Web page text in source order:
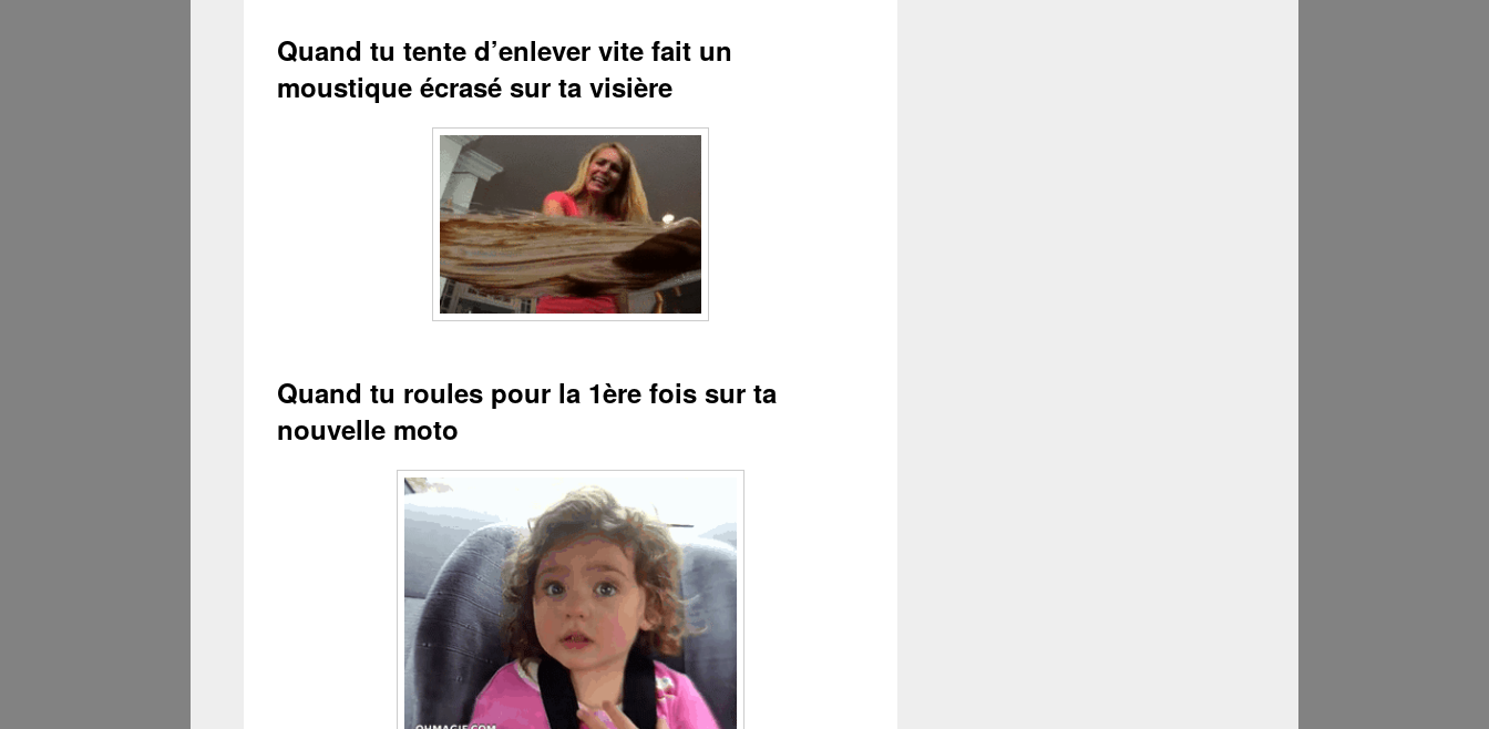
Quand tu tente d’enlever vite fait un
moustique écrasé sur ta visière
Quand tu roules pour la 1ère fois sur ta
nouvelle moto